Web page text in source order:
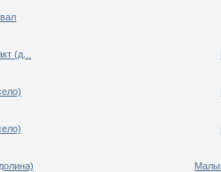
(д...